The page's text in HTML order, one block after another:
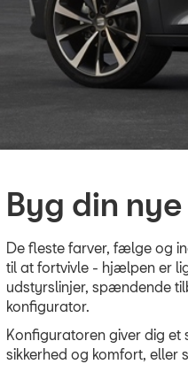
Byg din nye
De fleste farver, fælge og
til at fortvivle - hjælpen er
udstyrslinjer, spændende
konfigurator.
Konfiguratoren giver dig
sikkerhed og komfort, eller